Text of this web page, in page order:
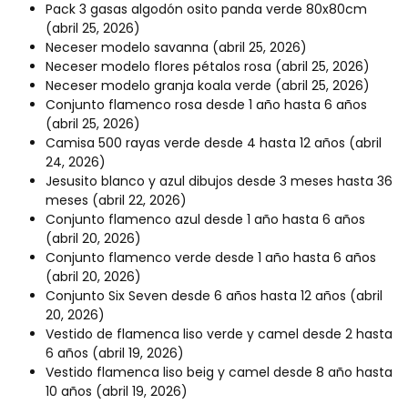
Pack 3 gasas algodón osito panda verde 80x80cm
(abril 25, 2026)
Neceser modelo savanna (abril 25, 2026)
Neceser modelo flores pétalos rosa (abril 25, 2026)
Neceser modelo granja koala verde (abril 25, 2026)
Conjunto flamenco rosa desde 1 año hasta 6 años
(abril 25, 2026)
Camisa 500 rayas verde desde 4 hasta 12 años (abril
24, 2026)
Jesusito blanco y azul dibujos desde 3 meses hasta 36
meses (abril 22, 2026)
Conjunto flamenco azul desde 1 año hasta 6 años
(abril 20, 2026)
Conjunto flamenco verde desde 1 año hasta 6 años
(abril 20, 2026)
Conjunto Six Seven desde 6 años hasta 12 años (abril
20, 2026)
Vestido de flamenca liso verde y camel desde 2 hasta
6 años (abril 19, 2026)
Vestido flamenca liso beig y camel desde 8 año hasta
10 años (abril 19, 2026)